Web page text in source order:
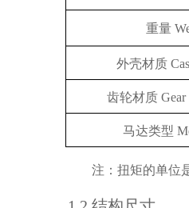
重量
外壳材质
齿轮材质 Gear
马达类型
注：扭矩的单位